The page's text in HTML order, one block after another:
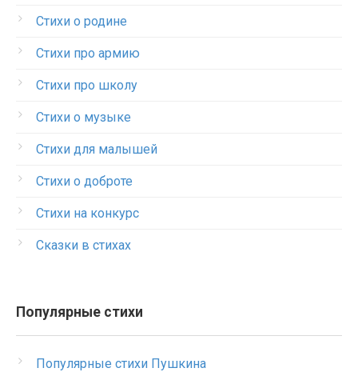
Стихи о родине
Стихи про армию
Стихи про школу
Стихи о музыке
Стихи для малышей
Стихи о доброте
Стихи на конкурс
Сказки в стихах
Популярные стихи
Популярные стихи Пушкина